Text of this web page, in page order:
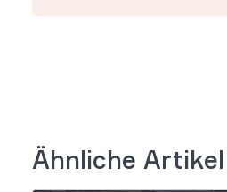
Ähnliche Artikel